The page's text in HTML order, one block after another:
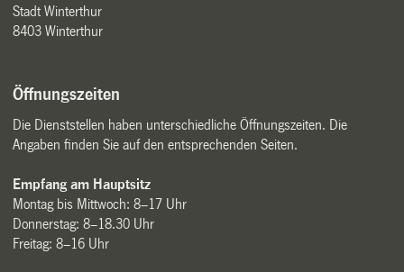
Stadt Winterthur
8403 Winterthur
Öffnungszeiten
Die Dienststellen haben unterschiedliche Öffnungszeiten. Die
Angaben finden Sie auf den entsprechenden Seiten.
Empfang am Hauptsitz
Montag bis Mittwoch: 8–17 Uhr
Donnerstag: 8–18.30 Uhr
Freitag: 8–16 Uhr